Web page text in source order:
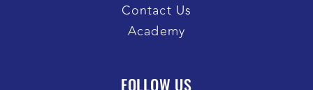
Contact Us
Academy
FOLLOW US